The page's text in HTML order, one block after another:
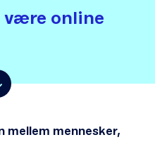
være online
mellem mennesker,